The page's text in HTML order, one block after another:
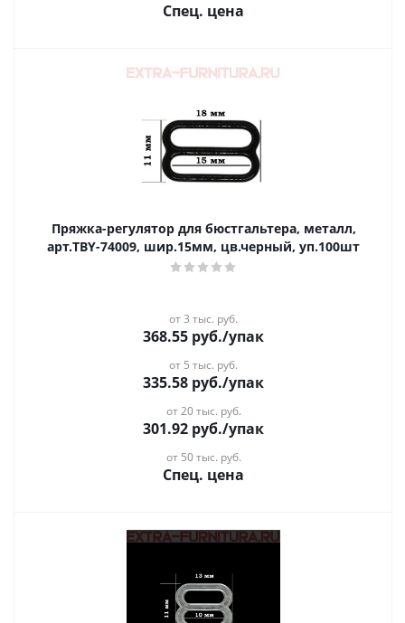
Спец. цена
Пряжка-регулятор для бюстгальтера, металл,
арт.TBY-74009, шир.15мм, цв.черный, уп.100шт
от 3 тыс. руб.
368.55 руб./упак
от 5 тыс. руб.
335.58 руб./упак
от 20 тыс. руб.
301.92 руб./упак
от 50 тыс. руб.
Спец. цена